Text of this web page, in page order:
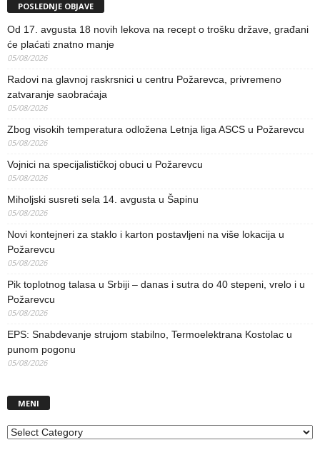
POSLEDNJE OBJAVE
Od 17. avgusta 18 novih lekova na recept o trošku države, građani
će plaćati znatno manje
05/08/2026
Radovi na glavnoj raskrsnici u centru Požarevca, privremeno
zatvaranje saobraćaja
05/08/2026
Zbog visokih temperatura odložena Letnja liga ASCS u Požarevcu
05/08/2026
Vojnici na specijalističkoj obuci u Požarevcu
05/08/2026
Miholjski susreti sela 14. avgusta u Šapinu
05/08/2026
Novi kontejneri za staklo i karton postavljeni na više lokacija u
Požarevcu
05/08/2026
Pik toplotnog talasa u Srbiji – danas i sutra do 40 stepeni, vrelo i u
Požarevcu
05/08/2026
EPS: Snabdevanje strujom stabilno, Termoelektrana Kostolac u
punom pogonu
05/08/2026
MENI
MENI